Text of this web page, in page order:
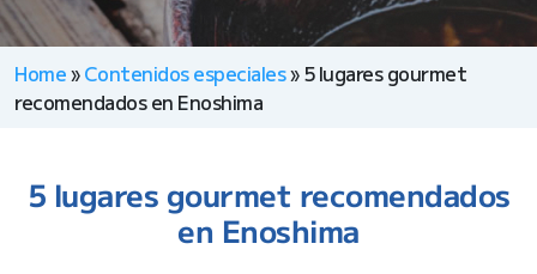
Home» Contenidos especiales»5 lugares gourmet
recomendados en Enoshima
5 lugares gourmet recomendados
en Enoshima